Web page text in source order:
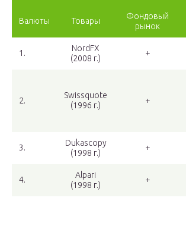
Валюты Товары
Фондовый
рынок
1.
NordFX
(2008 г.)
+
2.
Swissquote
(1996 г.)
+
3.
Dukascopy
(1998 г.)
+
4.
Alpari
(1998 г.)
+